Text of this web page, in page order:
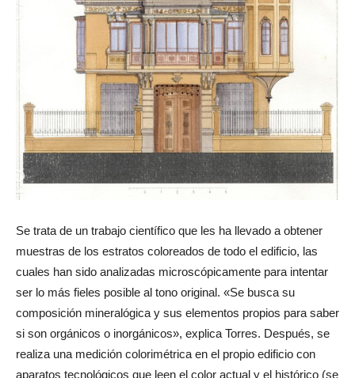
Se trata de un trabajo científico que les ha llevado a obtener
muestras de los estratos coloreados de todo el edificio, las
cuales han sido analizadas microscópicamente para intentar
ser lo más fieles posible al tono original. «Se busca su
composición mineralógica y sus elementos propios para saber
si son orgánicos o inorgánicos», explica Torres. Después, se
realiza una medición colorimétrica en el propio edificio con
aparatos tecnológicos que leen el color actual y el histórico (se